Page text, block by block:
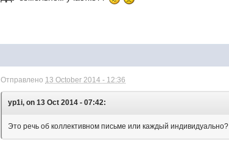
Отправлено 13 October 2014 - 12:36
yp1i, on 13 Oct 2014 - 07:42:
Это речь об коллективном письме или каждый индивидуально?